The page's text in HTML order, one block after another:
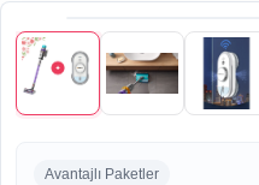
Avantajlı Paketler